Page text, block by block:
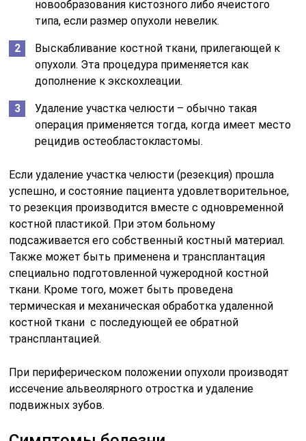
новообразования кистозного либо ячеистого
типа, если размер опухоли невелик.
Выскабливание костной ткани, прилегающей к
опухоли. Эта процедура применяется как
дополнение к экскохлеации.
Удаление участка челюсти – обычно такая
операция применяется тогда, когда имеет место
рецидив остеобластокластомы.
Если удаление участка челюсти (резекция) прошла
успешно, и состояние пациента удовлетворительное,
то резекция производится вместе с одновременной
костной пластикой. При этом больному
подсаживается его собственный костный материал.
Также может быть применена и трансплантация
специально подготовленной чужеродной костной
ткани. Кроме того, может быть проведена
термическая и механическая обработка удаленной
костной ткани с последующей ее обратной
трансплантацией.
При периферическом положении опухоли производят
иссечение альвеолярного отростка и удаление
подвижных зубов.